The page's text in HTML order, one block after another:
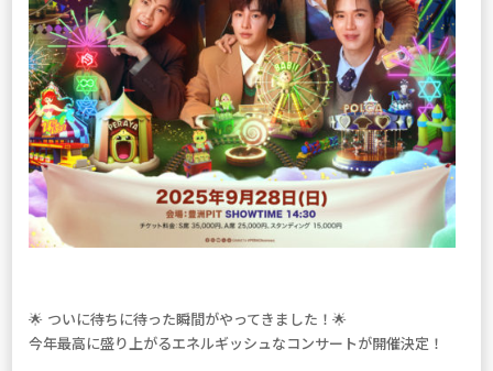
🌟 ついに待ちに待った瞬間がやってきました！🌟
今年最高に盛り上がるエネルギッシュなコンサートが開催決定！